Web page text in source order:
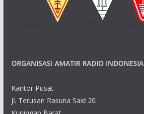
ORGANISASI AMATIR RADIO INDONESIA
Kantor Pusat
Jl. Terusan Rasuna Said 20